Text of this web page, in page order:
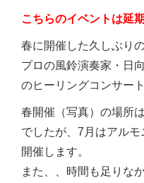
こちらのイベントは延
春に開催した久しぶり
プロの風鈴演奏家・日
のヒーリングコンサート
春開催（写真）の場所
でしたが、7月はアル
開催します。
また、、時間も足りな